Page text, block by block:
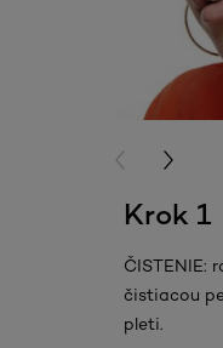
Krok 1
ČISTENIE:
čistiacou
pleti.
PREVIOUS
NEXT